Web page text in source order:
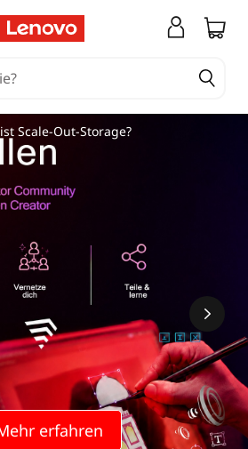
erfahren
Scale-Out-Storage?